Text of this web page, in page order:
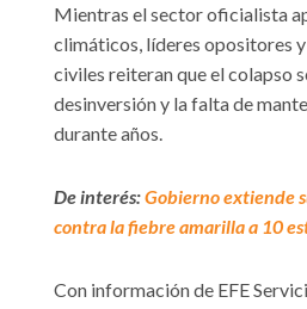
Mientras el sector oficialista
climáticos, líderes opositores
civiles reiteran que el colapso
desinversión y la falta de
durante años.
De interés:Gobierno extiende
contra la fiebre amarilla a 10
Con información de EFE